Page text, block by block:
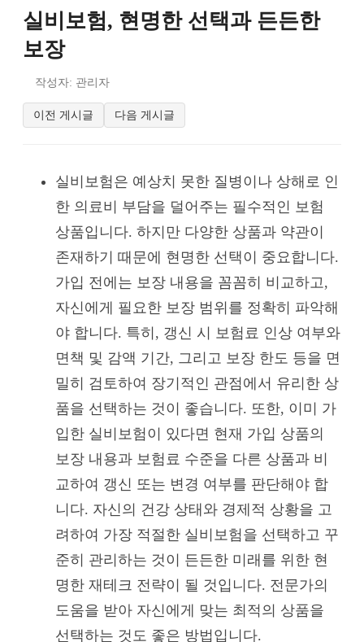
실비보험, 현명한 선택과 든든한
보장
작성자: 관리자
이전 게시글 다음 게시글
실비보험은 예상치 못한 질병이나 상해로 인
한 의료비 부담을 덜어주는 필수적인 보험
상품입니다. 하지만 다양한 상품과 약관이
존재하기 때문에 현명한 선택이 중요합니다.
가입 전에는 보장 내용을 꼼꼼히 비교하고,
자신에게 필요한 보장 범위를 정확히 파악해
야 합니다. 특히, 갱신 시 보험료 인상 여부와
면책 및 감액 기간, 그리고 보장 한도 등을 면
밀히 검토하여 장기적인 관점에서 유리한 상
품을 선택하는 것이 좋습니다. 또한, 이미 가
입한 실비보험이 있다면 현재 가입 상품의
보장 내용과 보험료 수준을 다른 상품과 비
교하여 갱신 또는 변경 여부를 판단해야 합
니다. 자신의 건강 상태와 경제적 상황을 고
려하여 가장 적절한 실비보험을 선택하고 꾸
준히 관리하는 것이 든든한 미래를 위한 현
명한 재테크 전략이 될 것입니다. 전문가의
도움을 받아 자신에게 맞는 최적의 상품을
선택하는 것도 좋은 방법입니다.